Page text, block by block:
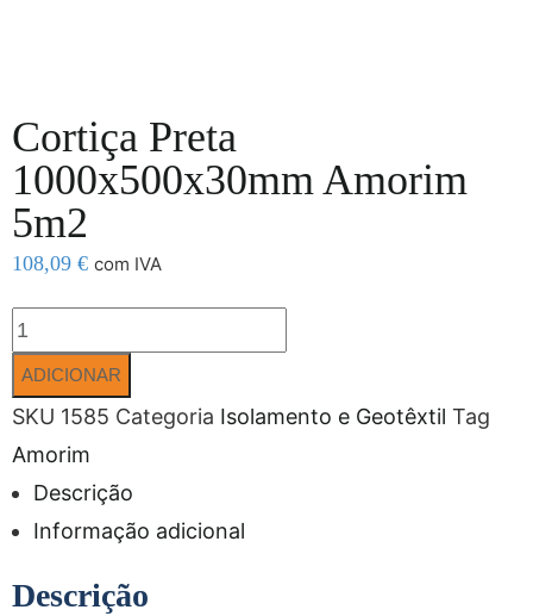
Cortiça Preta
1000x500x30mm Amorim
5m2
108,09 € com IVA
ADICIONAR
SKU 1585 Categoria Isolamento e Geotêxtil Tag
Amorim
Descrição
Informação adicional
Descrição